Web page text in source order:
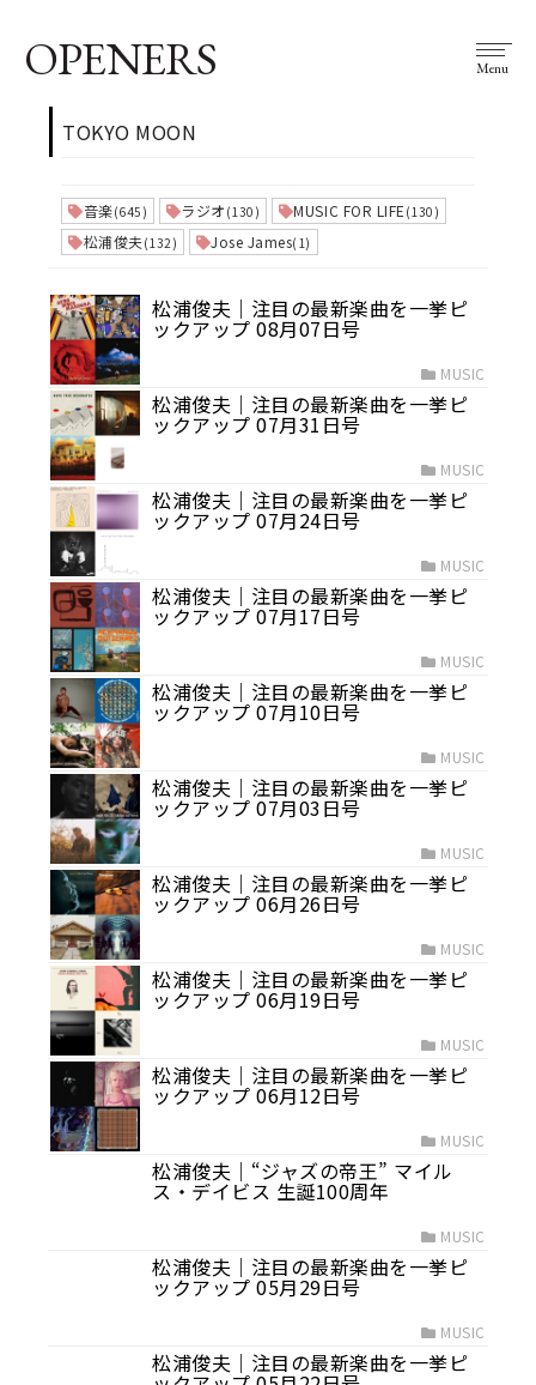
OPENERS Menu
TOKYO MOON
音楽(645) ラジオ(130) MUSIC FOR LIFE (130)
松浦俊夫(132) Jose James(1)
松浦俊夫｜注目の最新楽曲を一挙ピ
ックアップ 08月07日号
MUSIC
松浦俊夫｜注目の最新楽曲を一挙ピ
ックアップ 07月31日号
MUSIC
松浦俊夫｜注目の最新楽曲を一挙ピ
ックアップ 07月24日号
MUSIC
松浦俊夫｜注目の最新楽曲を一挙ピ
ックアップ 07月17日号
MUSIC
松浦俊夫｜注目の最新楽曲を一挙ピ
ックアップ 07月10日号
MUSIC
松浦俊夫｜注目の最新楽曲を一挙ピ
ックアップ 07月03日号
MUSIC
松浦俊夫｜注目の最新楽曲を一挙ピ
ックアップ 06月26日号
MUSIC
松浦俊夫｜注目の最新楽曲を一挙ピ
ックアップ 06月19日号
MUSIC
松浦俊夫｜注目の最新楽曲を一挙ピ
ックアップ 06月12日号
MUSIC
松浦俊夫｜“ジャズの帝王” マイル
ス・デイビス 生誕100周年
MUSIC
松浦俊夫｜注目の最新楽曲を一挙ピ
ックアップ 05月29日号
MUSIC
松浦俊夫｜注目の最新楽曲を一挙ピ